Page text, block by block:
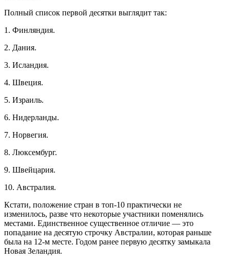
Полный список первой десятки выглядит так:
1. Финляндия.
2. Дания.
3. Исландия.
4. Швеция.
5. Израиль.
6. Нидерланды.
7. Норвегия.
8. Люксембург.
9. Швейцария.
10. Австралия.
Кстати, положение стран в топ-10 практически не
изменилось, разве что некоторые участники поменялись
местами. Единственное существенное отличие — это
попадание на десятую строчку Австралии, которая раньше
была на 12-м месте. Годом ранее первую десятку замыкала
Новая Зеландия.